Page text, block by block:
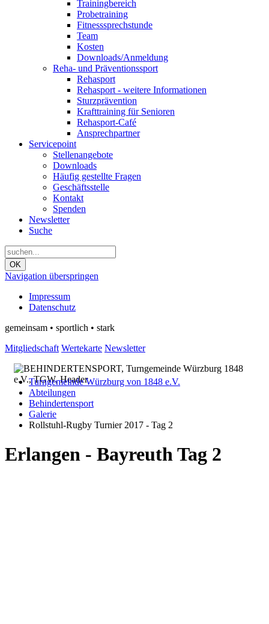
Trainingbereich
Probetraining
Fitnesssprechstunde
Team
Kosten
Downloads/Anmeldung
Reha- und Präventionssport
Rehasport
Rehasport - weitere Informationen
Sturzprävention
Krafttraining für Senioren
Rehasport-Café
Ansprechpartner
Servicepoint
Stellenangebote
Downloads
Häufig gestellte Fragen
Geschäftsstelle
Kontakt
Spenden
Newsletter
Suche
OK
Navigation überspringen
Impressum
Datenschutz
gemeinsam • sportlich • stark
Mitgliedschaft Wertekarte Newsletter
Turngemeinde Würzburg von 1848 e.V.
Abteilungen
Behindertensport
Galerie
Rollstuhl-Rugby Turnier 2017 - Tag 2
Erlangen - Bayreuth Tag 2